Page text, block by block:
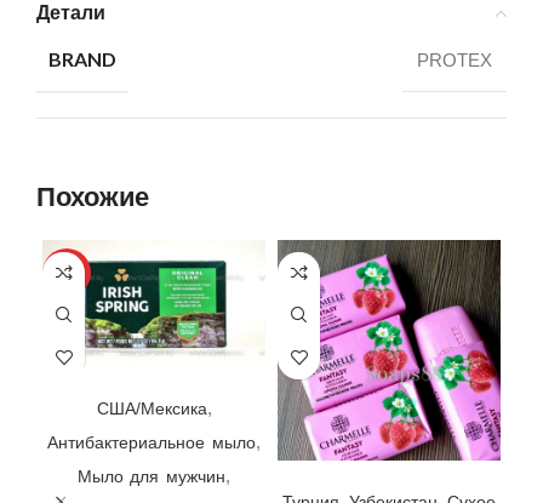
Детали
BRAND PROTEX
Похожие
HOT
США/Мексика,
Антибактериальное мыло,
Мыло для мужчин,